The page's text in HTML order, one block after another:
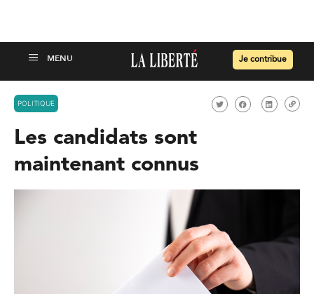
Je contribue
POLITIQUE
Les candidats sont
maintenant connus